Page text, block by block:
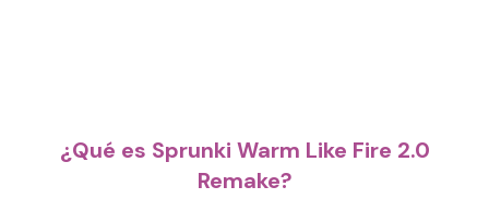
¿Qué es Sprunki Warm Like Fire 2.0
Remake?